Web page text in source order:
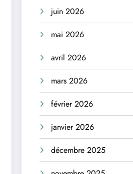
juin 2026
mai 2026
avril 2026
mars 2026
février 2026
janvier 2026
décembre 2025